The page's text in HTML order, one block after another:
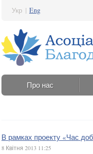
Укр | Eng
Про нас
В рамках проекту «Час
8 Квітня 2013 11:25